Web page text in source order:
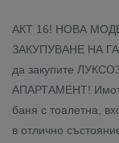
АКТ 16! НОВА
ЗАКУПУВАНЕ НА
да закупите
АПАРТАМЕНТ!
баня с тоалетна,
в отлично